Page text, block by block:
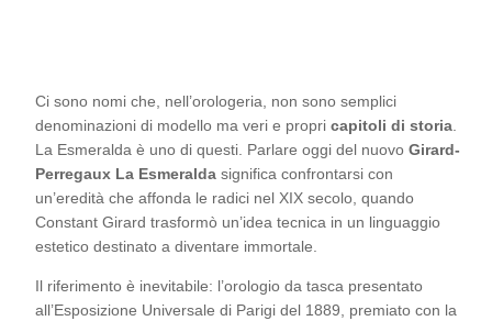
Ci sono nomi che, nell’orologeria, non sono semplici
denominazioni di modello ma veri e propri capitoli di storia
La Esmeralda è uno di questi. Parlare oggi del nuovo Girard-
Perregaux La Esmeralda significa confrontarsi con
un’eredità che affonda le radici nel XIX secolo, quando
Constant Girard trasformò un’idea tecnica in un linguaggio
estetico destinato a diventare immortale.
Il riferimento è inevitabile: l’orologio da tasca presentato
all’Esposizione Universale di Parigi del 1889, premiato con la